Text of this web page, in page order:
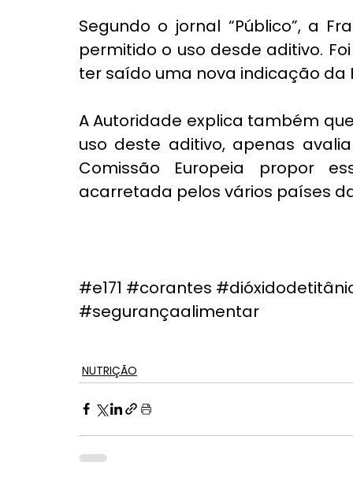
Segundo o jornal “Público”, a
permitido o uso desde aditivo.
ter saído uma nova indicação da
A Autoridade explica também
uso deste aditivo, apenas
Comissão Europeia propor
acarretada pelos vários países
#e171 #corantes
#segurançaalimentar
NUTRIÇÃO